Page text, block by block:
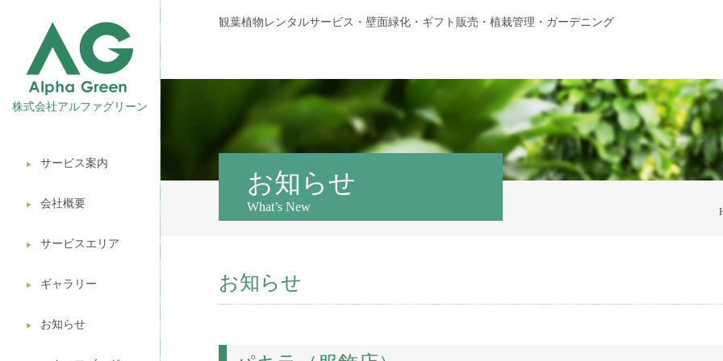
株式会社アルファグリーン
▶︎ サービス案内
▶︎ 会社概要
▶︎ サービスエリア
▶︎ ギャラリー
▶︎ お知らせ
観葉植物レンタル
壁面緑化
ギフト販売
造園ガーデニング
植木処分
観葉植物レンタルサービス・壁面緑化・ギフト販売・植栽管理・ガーデニング
お知らせ
What’s New
お知らせ